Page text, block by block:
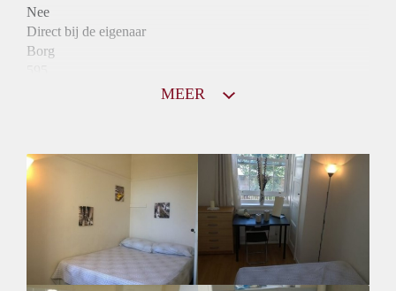
Nee
Direct bij de eigenaar
Borg
Inkomen eis
N.V.T.
Huurtermijn
Onbepaalde termijn
MEER